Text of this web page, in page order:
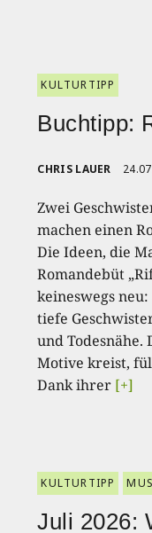
KULTURTIPP
Buchtipp:
CHRIS LAUER
Zwei
machen einen
Die Ideen, die
Romandebüt
keineswegs
tiefe
und Todesnähe.
Motive kreist,
Dank ihrer [+]
KULTURTIPP
Juli 2026: